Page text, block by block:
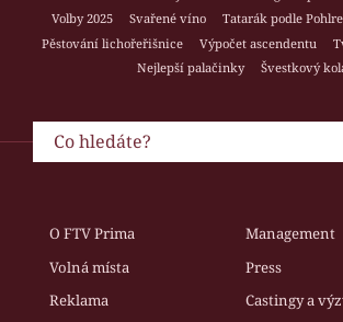
Volby 2025
Svařené víno Tatarák podle
Pěstování lichořeřišnice
Výpočet ascendentu
Nejlepší palačinky
Švestkový
O FTV Prima
Management
Volná místa
Press
Reklama
Castingy a